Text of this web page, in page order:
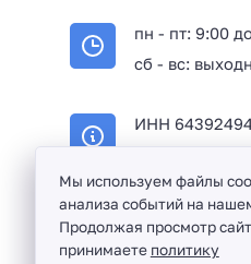
пн - пт: 9:00
сб - вс:
ИНН
Оптовая продажа
Мы используем файлы
анализа событий на
Продолжая просмотр
принимаете политику